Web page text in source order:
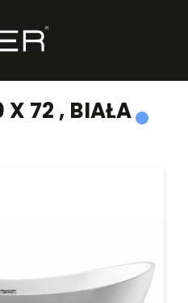
X 72 , BIAŁA